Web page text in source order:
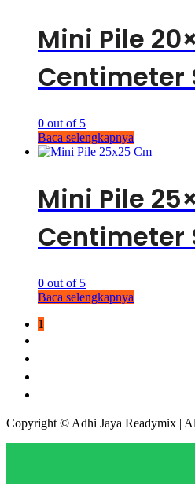
Mini Pile
Centimeter
0 out of 5
Baca selengkapnya
Mini Pile
Centimeter
0 out of 5
Baca selengkapnya
1
Copyright © Adhi Jaya Readymix |